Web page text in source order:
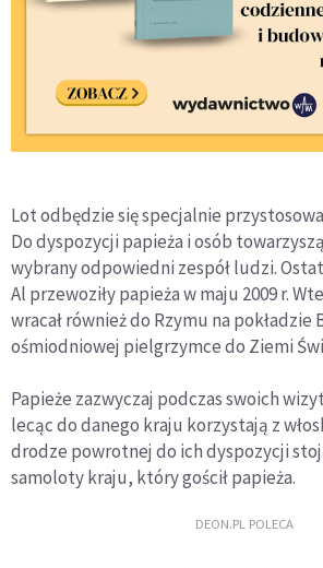
Lot odbędzie się specjalnie
Do dyspozycji papieża i osób
wybrany odpowiedni zespół ludzi.
Al przewoziły papieża w maju 2009 r.
wracał również do Rzymu na pokładzie
ośmiodniowej pielgrzymce do Ziemi
Papieże zazwyczaj podczas swoich
lecąc do danego kraju korzystają z
drodze powrotnej do ich dyspozycji
samoloty kraju, który gościł papieża.
DEON.PL POLECA